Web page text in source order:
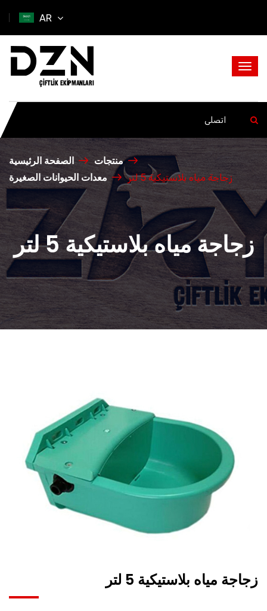
AR
الصفحة الرئيسية
منتجات
معدات الحيوانات الصغيرة
زجاجة مياه بلاستيكية 5 لتر
زجاجة مياه بلاستيكية 5 لتر
زجاجة مياه بلاستيكية 5 لتر